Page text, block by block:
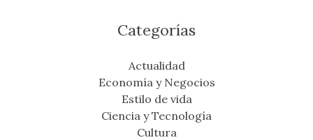
Categorías
Actualidad
Economía y Negocios
Estilo de vida
Ciencia y Tecnología
Cultura